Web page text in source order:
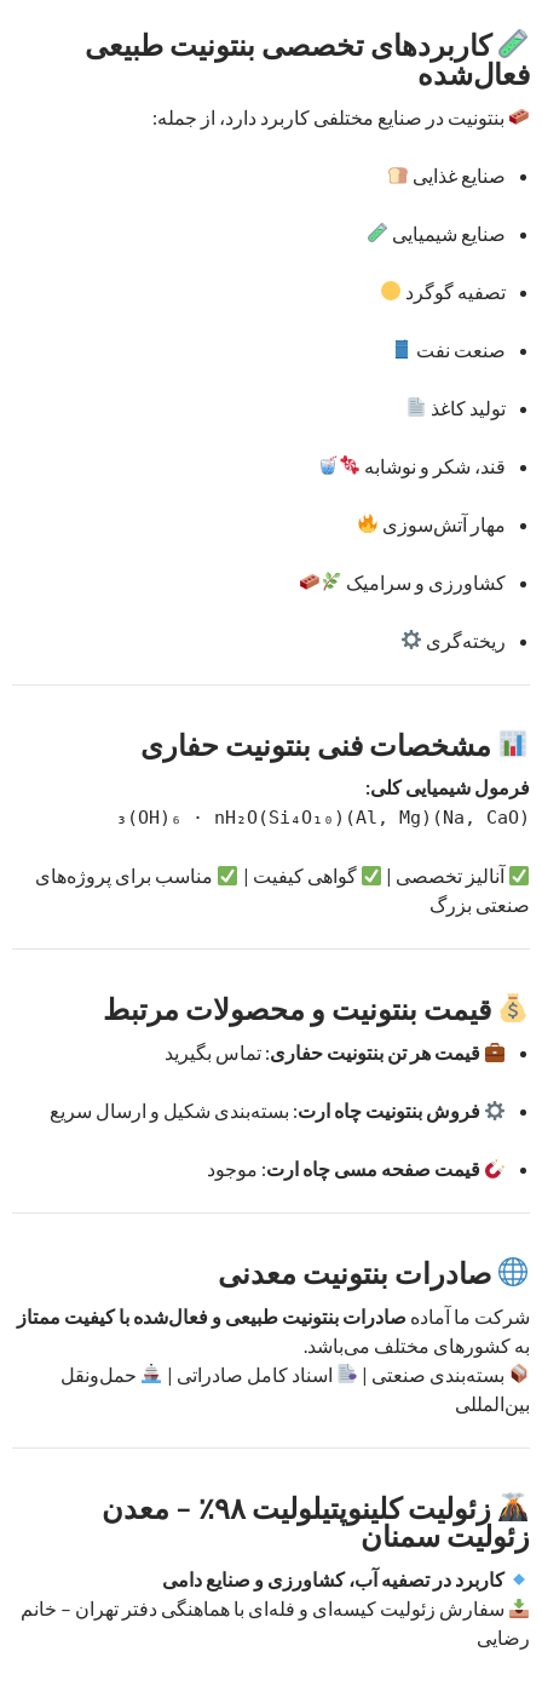
کاربردهای تخصصی بنتونیت طبیعی
فعال‌شده
بنتونیت در صنایع مختلفی کاربرد دارد، از جمله:
صنایع غذایی
صنایع شیمیایی
تصفیه گوگرد
صنعت نفت
تولید کاغذ
قند، شکر و نوشابه
مهار آتش‌سوزی
کشاورزی و سرامیک
ریخته‌گری
مشخصات فنی بنتونیت حفاری
فرمول شیمیایی کلی:
(Na, CaO)(Al, Mg)(Si₄O₁₀)₃(OH)₆ · nH₂O
آنالیز تخصصی | گواهی کیفیت |
مناسب برای پروژه‌های
صنعتی بزرگ
قیمت بنتونیت و محصولات مرتبط
قیمت هر تن بنتونیت حفاری: تماس بگیرید
فروش بنتونیت چاه ارت: بسته‌بندی شکیل و ارسال سریع
قیمت صفحه مسی چاه ارت: موجود
صادرات بنتونیت معدنی
شرکت ما آماده صادرات بنتونیت طبیعی و فعال‌شده با کیفیت ممتاز
به کشورهای مختلف می‌باشد.
بسته‌بندی صنعتی |
اسناد کامل صادراتی |
حمل‌ونقل
بین‌المللی
زئولیت کلینوپتیلولیت ۹۸٪ – معدن
زئولیت سمنان
کاربرد در تصفیه آب، کشاورزی و صنایع دامی
سفارش زئولیت کیسه‌ای و فله‌ای با هماهنگی دفتر تهران – خانم
رضایی